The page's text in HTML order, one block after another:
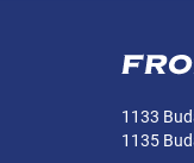
1133
1135